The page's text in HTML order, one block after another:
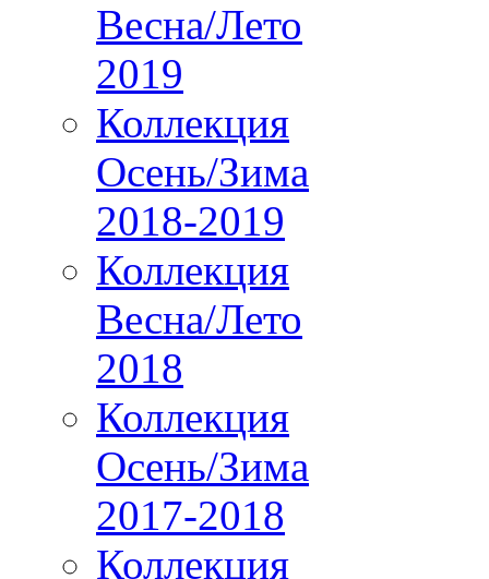
Весна/Лето
2019
Коллекция
Осень/Зима
2018-2019
Коллекция
Весна/Лето
2018
Коллекция
Осень/Зима
2017-2018
Коллекция